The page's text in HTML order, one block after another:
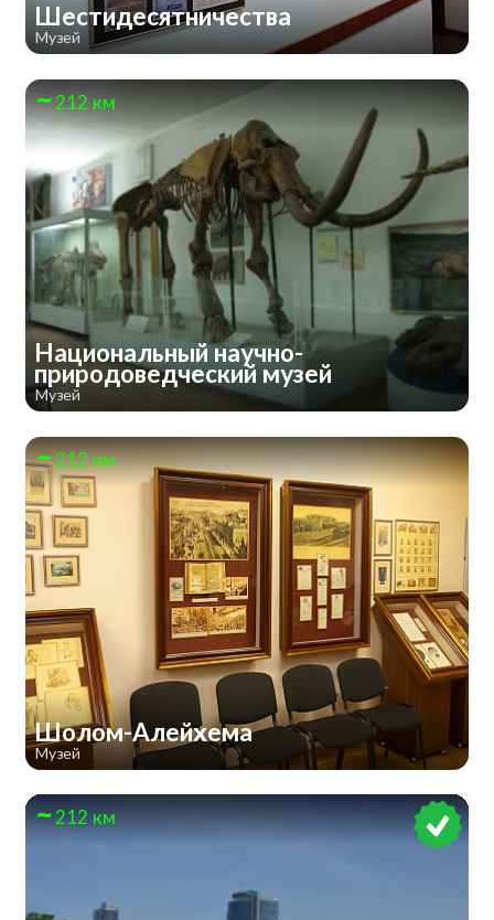
Шестидесятничества
Музей
212 км
Национальный научно-
природоведческий музей
Музей
212 км
Шолом-Алейхема
Музей
212 км